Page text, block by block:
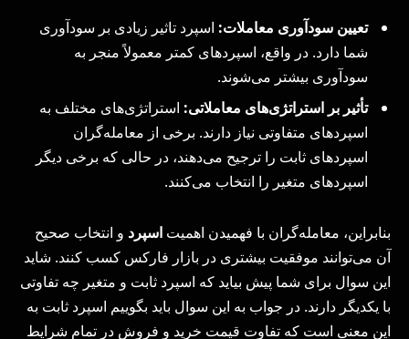
تعیین سودآوری معاملات: اسپرد تاثیر زیادی بر سودآوری
شما دارد. در واقع، اسپردهای کمتر معمولاً منجر به
سودآوری بیشتر می‌شوند.
تأثیر بر استراتژی‌های معاملاتی: استراتژی‌های مختلف به
اسپرد‌های متفاوتی نیاز دارند. برخی از معامله‌گران
اسپردهای ثابت را ترجیح می‌دهند، در حالی که برخی دیگر
اسپردهای متغیر را انتخاب می‌کنند.
بنابراین، معامله‌گران با فهمیدن اهمیت اسپرد و انتخاب صحیح
آن می‌توانند موفقیت بیشتری در بازار فارکس کسب کنند. شاید
این سوال برای شما پیش بیاید که اسپرد ثابت و متغیر چه تفاوتی
با یکدیگر دارند. در جواب به این سوال باید بگوییم اسپرد ثابت به
این معنی است که تفاوت قیمت خرید و فروش در تمام شرایط